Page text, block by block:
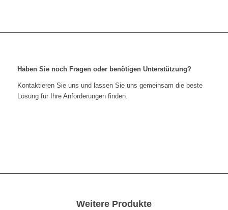
Haben Sie noch Fragen oder benötigen Unterstützung?
Kontaktieren Sie uns und lassen Sie uns gemeinsam die beste
Lösung für Ihre Anforderungen finden.
Weitere Produkte